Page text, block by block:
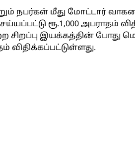
நபர்கள் மீது மோட்டார் வாகனச்
ரூ.1,000 அபராதம்
சிறப்பு இயக்கத்தின் போது
விதிக்கப்பட்டுள்ளது.